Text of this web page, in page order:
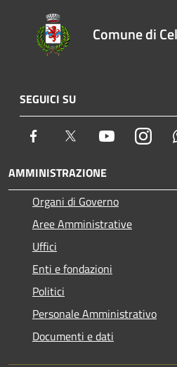
Comune di
SEGUICI SU
Facebook Twitter Youtube
AMMINISTRAZIONE
Organi di Governo
Aree Amministrative
Uffici
Enti e fondazioni
Politici
Personale Amministrativo
Documenti e dati